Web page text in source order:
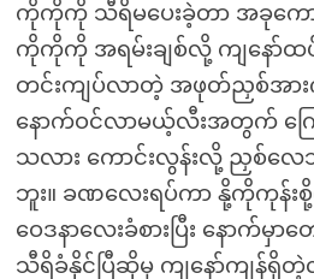
ကိုကိုကို သီရိမပေးခဲ့တာ အခုကေ
ကိုကိုကို အရမ်းချစ်လို့ ကျနော်ထပ်
တင်းကျပ်လာတဲ့ အဖုတ်ညှစ်အားကို
နောက်ဝင်လာမယ့်လီးအတွက် ကြ
သလား ကောင်းလွန်းလို့ ညှစ်လ
ဘူး။ ခဏလေးရပ်ကာ နို့ကိုကုန်
ဝေဒနာလေးခံစားပြီး နောက်မှ
သီရိခံနိုင်ပြီဆိုမှ ကျနော်ကျန်